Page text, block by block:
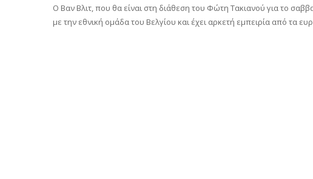
Ο Βαν Βλιτ, που θα είναι στη διάθεση του Φώτη Τακιανού για το
με την εθνική ομάδα του Βελγίου και έχει αρκετή εμπειρία από τα